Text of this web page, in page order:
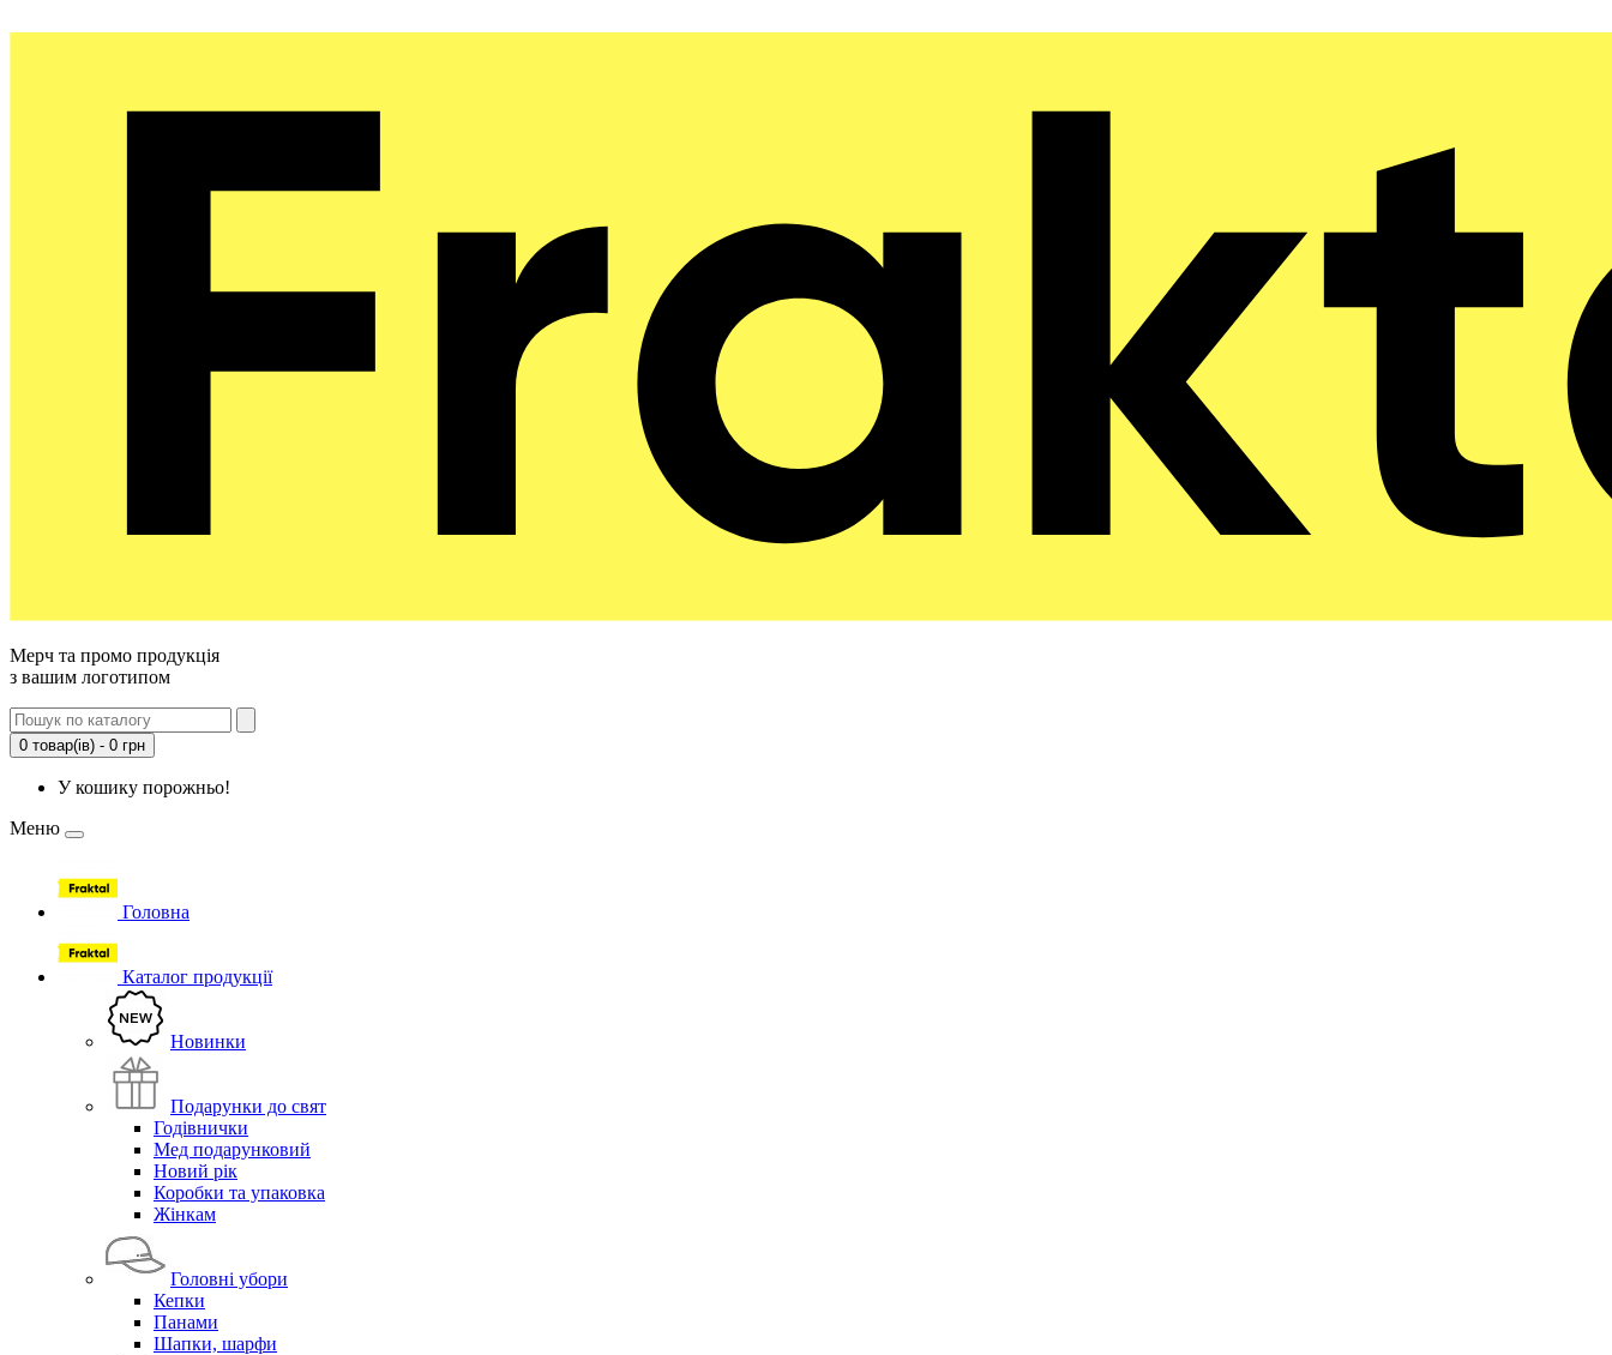
Мерч та промо продукція
з вашим логотипом
0 товар(ів) - 0 грн
У кошику порожньо!
Меню
Головна
Каталог продукції
Новинки
Подарунки до свят
Годівнички
Мед подарунковий
Новий рік
Коробки та упаковка
Жінкам
Головні убори
Кепки
Панами
Шапки, шарфи